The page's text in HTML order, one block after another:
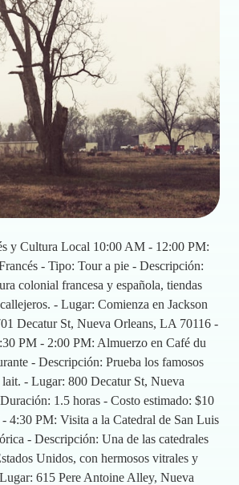
y Cultura Local 10:00 AM - 12:00 PM:
- Tipo: Tour a pie - Descripción:
colonial francesa y española, tiendas
- Lugar: Comienza en Jackson
Decatur St, Nueva Orleans, LA 70116 -
PM - 2:00 PM: Almuerzo en Café du
- Descripción: Prueba los famosos
- Lugar: 800 Decatur St, Nueva
1.5 horas - Costo estimado: $10
4:30 PM: Visita a la Catedral de San Luis
- Descripción: Una de las catedrales
Unidos, con hermosos vitrales y
615 Pere Antoine Alley, Nueva